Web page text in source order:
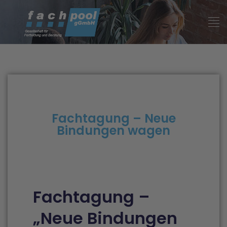
Fachtagung – Neue
Bindungen wagen
Fachtagung –
„Neue Bindungen